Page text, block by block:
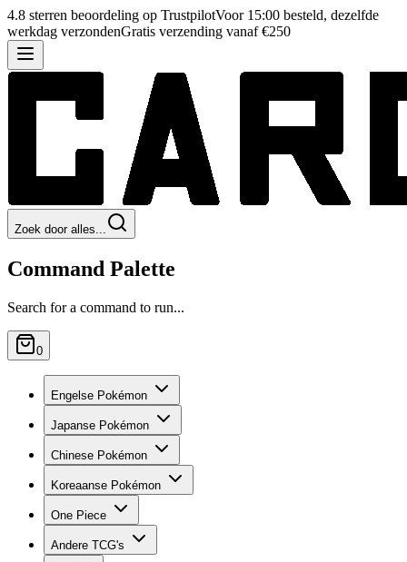
4.8 sterren beoordeling op TrustpilotVoor 15:00 besteld, dezelfde
werkdag verzondenGratis verzending vanaf €250
Zoek door alles...
Command Palette
Search for a command to run...
0
Engelse Pokémon
Japanse Pokémon
Chinese Pokémon
Koreaanse Pokémon
One Piece
Andere TCG's